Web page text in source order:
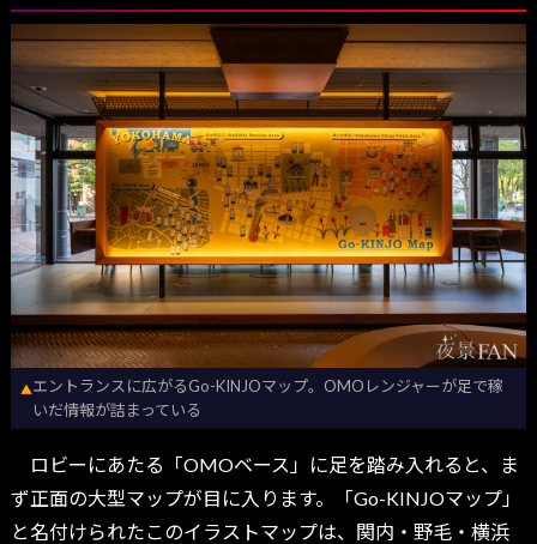
▲エントランスに広がるGo-KINJOマップ。OMOレンジャーが足で稼
いだ情報が詰まっている
ロビーにあたる「OMOベース」に足を踏み入れると、ま
ず正面の大型マップが目に入ります。「Go-KINJOマップ」
と名付けられたこのイラストマップは、関内・野毛・横浜